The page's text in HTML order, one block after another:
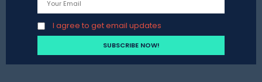
I agree to get email updates